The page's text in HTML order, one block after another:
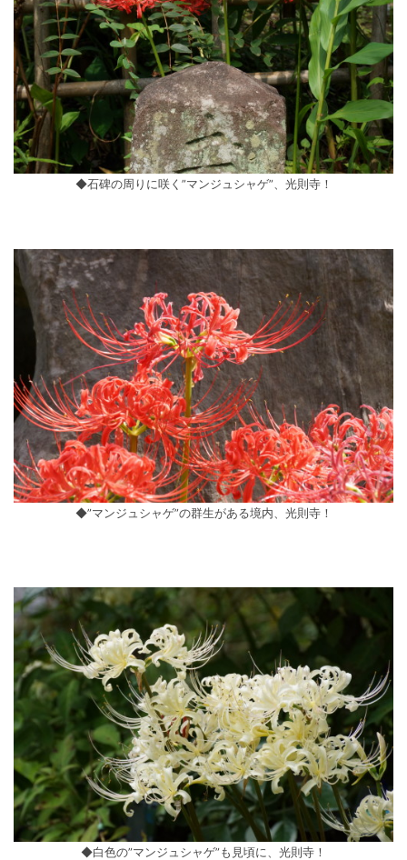
◆石碑の周りに咲く”マンジュシャゲ”、光則寺！
◆”マンジュシャゲ”の群生がある境内、光則寺！
◆白色の”マンジュシャゲ”も見頃に、光則寺！